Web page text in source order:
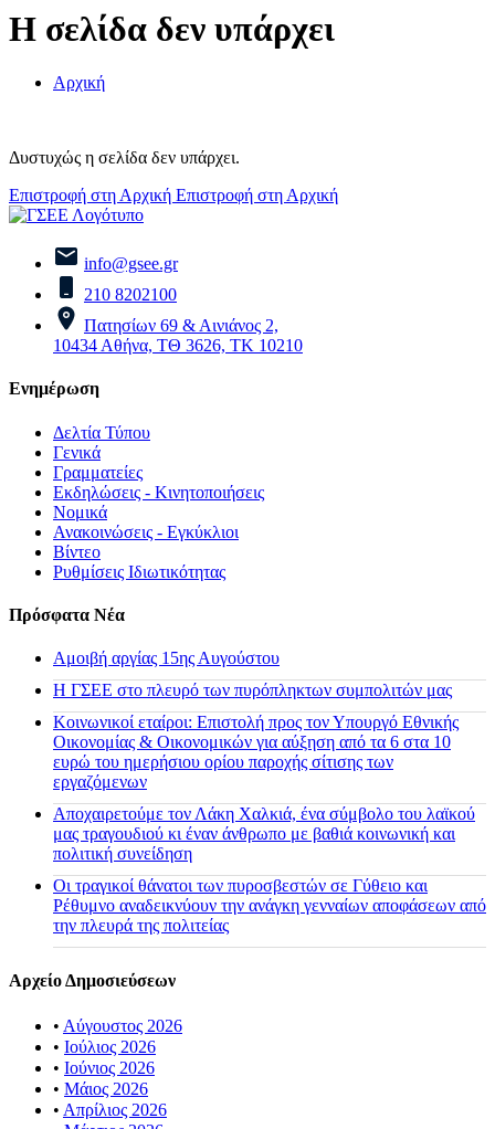
Η σελίδα δεν υπάρχει
Αρχική
Δυστυχώς η σελίδα δεν υπάρχει.
Επιστροφή στη Αρχική Επιστροφή στη Αρχική
info@gsee.gr
210 8202100
Πατησίων 69 & Αινιάνος 2,
10434 Αθήνα, ΤΘ 3626, ΤΚ 10210
Ενημέρωση
Δελτία Τύπου
Γενικά
Γραμματείες
Εκδηλώσεις - Κινητοποιήσεις
Νομικά
Ανακοινώσεις - Εγκύκλιοι
Βίντεο
Ρυθμίσεις Ιδιωτικότητας
Πρόσφατα Νέα
Αμοιβή αργίας 15ης Αυγούστου
H ΓΣΕΕ στο πλευρό των πυρόπληκτων συμπολιτών μας
Κοινωνικοί εταίροι: Επιστολή προς τον Υπουργό Εθνικής
Οικονομίας & Οικονομικών για αύξηση από τα 6 στα 10
ευρώ του ημερήσιου ορίου παροχής σίτισης των
εργαζόμενων
Αποχαιρετούμε τον Λάκη Χαλκιά, ένα σύμβολο του λαϊκού
μας τραγουδιού κι έναν άνθρωπο με βαθιά κοινωνική και
πολιτική συνείδηση
Οι τραγικοί θάνατοι των πυροσβεστών σε Γύθειο και
Ρέθυμνο αναδεικνύουν την ανάγκη γενναίων αποφάσεων από
την πλευρά της πολιτείας
Αρχείο Δημοσιεύσεων
• Αύγουστος 2026
• Ιούλιος 2026
• Ιούνιος 2026
• Μάιος 2026
• Απρίλιος 2026